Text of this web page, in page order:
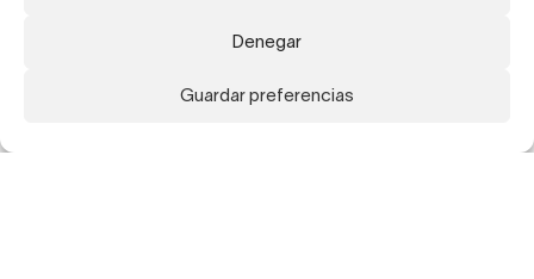
Denegar
Guardar preferencias